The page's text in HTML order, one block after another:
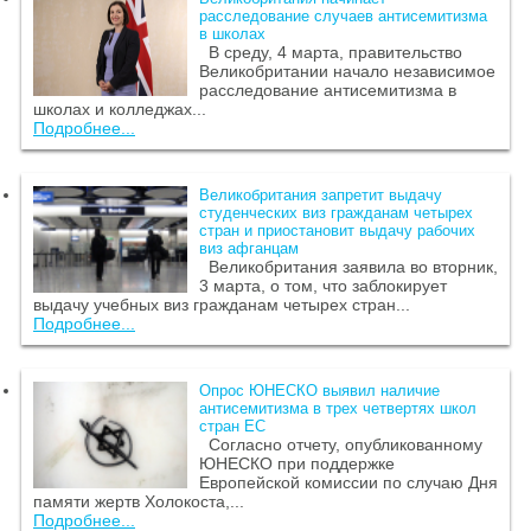
расследование случаев антисемитизма
в школах
В среду, 4 марта, правительство
Великобритании начало независимое
расследование антисемитизма в
школах и колледжах...
Подробнее...
Великобритания запретит выдачу
студенческих виз гражданам четырех
стран и приостановит выдачу рабочих
виз афганцам
Великобритания заявила во вторник,
3 марта, о том, что заблокирует
выдачу учебных виз гражданам четырех стран...
Подробнее...
Опрос ЮНЕСКО выявил наличие
антисемитизма в трех четвертях школ
стран ЕС
Согласно отчету, опубликованному
ЮНЕСКО при поддержке
Европейской комиссии по случаю Дня
памяти жертв Холокоста,...
Подробнее...